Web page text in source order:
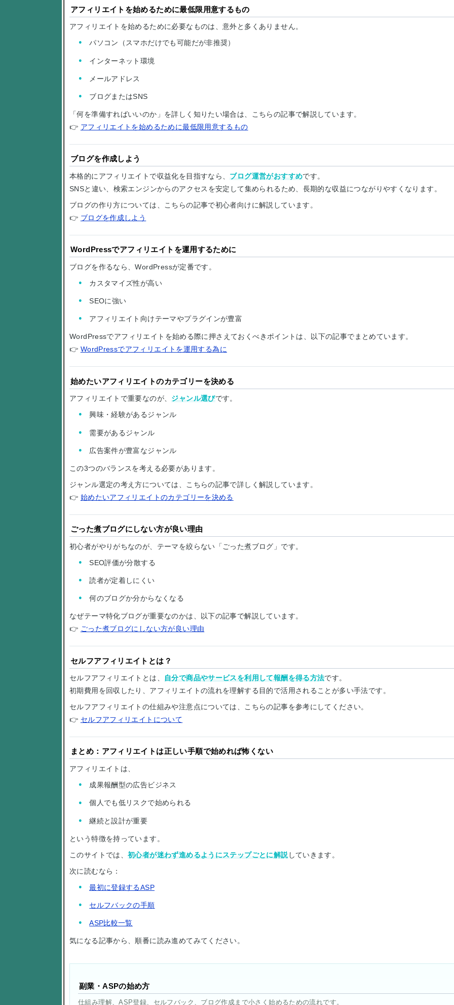
アフィリエイトを始めるために最低限用意するもの
アフィリエイトを始めるために必要なものは、意外と多くありません。
パソコン（スマホだけでも可能だが非推奨）
インターネット環境
メールアドレス
ブログまたはSNS
「何を準備すればいいのか」を詳しく知りたい場合は、こちらの記事で解説しています。
👉 アフィリエイトを始めるために最低限用意するもの
ブログを作成しよう
本格的にアフィリエイトで収益化を目指すなら、ブログ運営がおすすめです。
SNSと違い、検索エンジンからのアクセスを安定して集められるため、長期的な収益につながりやすくなります。
ブログの作り方については、こちらの記事で初心者向けに解説しています。
👉 ブログを作成しよう
WordPressでアフィリエイトを運用するために
ブログを作るなら、WordPressが定番です。
カスタマイズ性が高い
SEOに強い
アフィリエイト向けテーマやプラグインが豊富
WordPressでアフィリエイトを始める際に押さえておくべきポイントは、以下の記事でまとめています。
👉 WordPressでアフィリエイトを運用する為に
始めたいアフィリエイトのカテゴリーを決める
アフィリエイトで重要なのが、ジャンル選びです。
興味・経験があるジャンル
需要があるジャンル
広告案件が豊富なジャンル
この3つのバランスを考える必要があります。
ジャンル選定の考え方については、こちらの記事で詳しく解説しています。
👉 始めたいアフィリエイトのカテゴリーを決める
ごった煮ブログにしない方が良い理由
初心者がやりがちなのが、テーマを絞らない「ごった煮ブログ」です。
SEO評価が分散する
読者が定着しにくい
何のブログか分からなくなる
なぜテーマ特化ブログが重要なのかは、以下の記事で解説しています。
👉 ごった煮ブログにしない方が良い理由
セルフアフィリエイトとは？
セルフアフィリエイトとは、 自分で商品やサービスを利用して報酬を得る方法です。
初期費用を回収したり、アフィリエイトの流れを理解する目的で活用されることが多い手法です。
セルフアフィリエイトの仕組みや注意点については、こちらの記事を参考にしてください。
👉 セルフアフィリエイトについて
まとめ：アフィリエイトは正しい手順で始めれば怖くない
アフィリエイトは、
成果報酬型の広告ビジネス
個人でも低リスクで始められる
継続と設計が重要
という特徴を持っています。
このサイトでは、初心者が迷わず進めるようにステップごとに解説していきます。
次に読むなら：
最初に登録するASP
セルフバックの手順
ASP比較一覧
気になる記事から、順番に読み進めてみてください。
副業・ASPの始め方
仕組み理解、ASP登録、セルフバック、ブログ作成まで小さく始めるための流れです。